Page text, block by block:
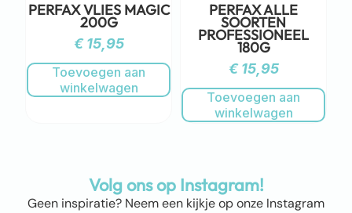
PERFAX VLIES MAGIC
200G
€15,95
Toevoegen aan
winkelwagen
PERFAX ALLE
SOORTEN
PROFESSIONEEL
180G
€15,95
Toevoegen aan
winkelwagen
Volg ons op Instagram!
Geen inspiratie? Neem een kijkje op onze Instagram